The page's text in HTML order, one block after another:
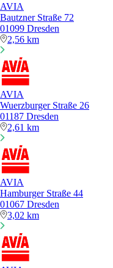
AVIA
Bautzner Straße 72
01099 Dresden
2,56 km
AVIA
Wuerzburger Straße 26
01187 Dresden
2,61 km
AVIA
Hamburger Straße 44
01067 Dresden
3,02 km